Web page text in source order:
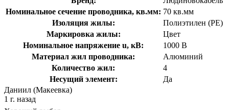
Номинальное сечение проводника, кв.мм: 70 кв.мм
Изоляция жилы:
Полиэтилен (PE)
Маркировка жилы:
Цвет
Номинальное напряжение u, кВ:
1000 В
Материал жил проводника:
Алюминий
Количество жил:
4
Несущий элемент:
Да
Даниил (Макеевка)
1 г. назад